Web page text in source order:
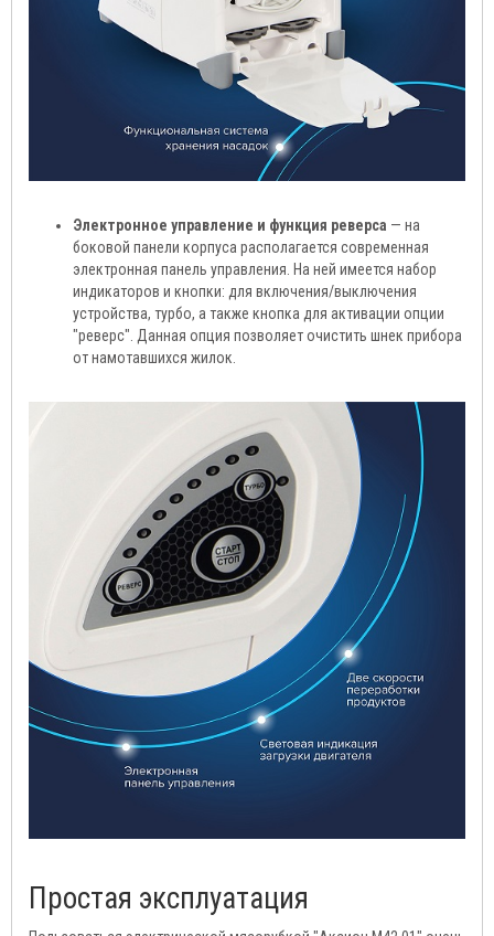
Электронное управление и функция реверса — на
боковой панели корпуса располагается современная
электронная панель управления. На ней имеется набор
индикаторов и кнопки: для включения/выключения
устройства, турбо, а также кнопка для активации опции
"реверс". Данная опция позволяет очистить шнек прибора
от намотавшихся жилок.
Простая эксплуатация